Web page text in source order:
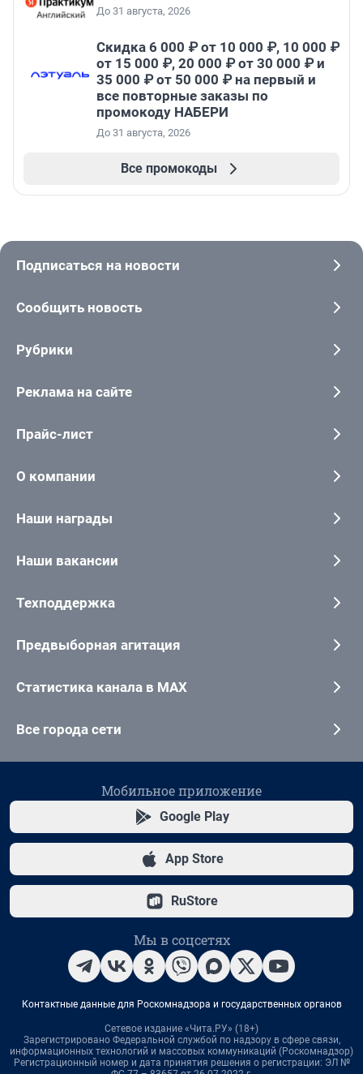
До 31 августа, 2026
Скидка 6 000 ₽ от 10 000 ₽, 10 000 ₽
от 15 000 ₽, 20 000 ₽ от 30 000 ₽ и
35 000 ₽ от 50 000 ₽ на первый и
все повторные заказы по
промокоду НАБЕРИ
До 31 августа, 2026
Все промокоды
Подписаться на новости
Сообщить новость
Рубрики
Реклама на сайте
Прайс-лист
О компании
Наши награды
Наши вакансии
Техподдержка
Предвыборная агитация
Статистика канала в MAX
Все города сети
Мобильное приложение
Google Play
App Store
RuStore
Мы в соцсетях
Контактные данные для Роскомнадзора и государственных органов
Сетевое издание «Чита.РУ» (18+)
Зарегистрировано Федеральной службой по надзору в сфере связи,
информационных технологий и массовых коммуникаций (Роскомнадзор)
Регистрационный номер и дата принятия решения о регистрации: ЭЛ №